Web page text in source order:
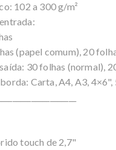
102 a 300 g/m²
(papel comum), 20
30 folhas (normal),
Carta, A4, A3,
touch de 2,7"